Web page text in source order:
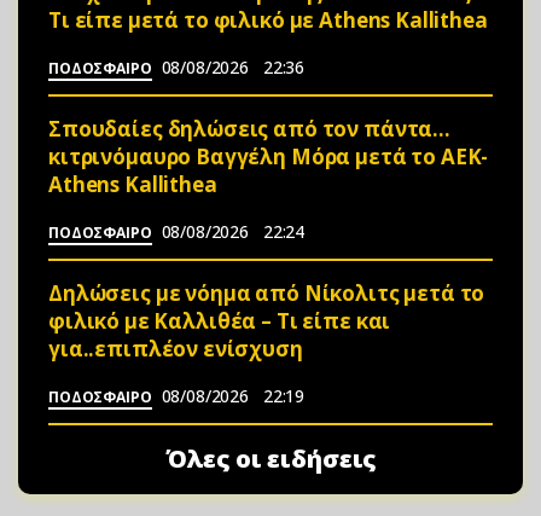
Τι είπε μετά το φιλικό με Athens Kallithea
ΠΟΔΟΣΦΑΙΡΟ 08/08/2026 22:36
Σπουδαίες δηλώσεις από τον πάντα…
κιτρινόμαυρο Βαγγέλη Μόρα μετά το ΑΕΚ-
Athens Kallithea
ΠΟΔΟΣΦΑΙΡΟ 08/08/2026 22:24
Δηλώσεις με νόημα από Νίκολιτς μετά το
φιλικό με Καλλιθέα – Τι είπε και
για..επιπλέον ενίσχυση
ΠΟΔΟΣΦΑΙΡΟ 08/08/2026 22:19
Όλες οι ειδήσεις